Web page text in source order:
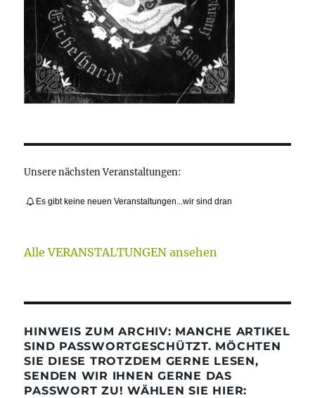
Unsere nächsten Veranstaltungen:
Es gibt keine neuen Veranstaltungen...wir sind dran
Alle VERANSTALTUNGEN ansehen
HINWEIS ZUM ARCHIV: MANCHE ARTIKEL
SIND PASSWORTGESCHÜTZT. MÖCHTEN
SIE DIESE TROTZDEM GERNE LESEN,
SENDEN WIR IHNEN GERNE DAS
PASSWORT ZU! WÄHLEN SIE HIER: